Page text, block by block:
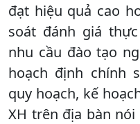
đạt hiệu quả cao
soát đánh giá
nhu cầu đào tạo
hoạch định chính
quy hoạch, kế
XH trên địa bàn